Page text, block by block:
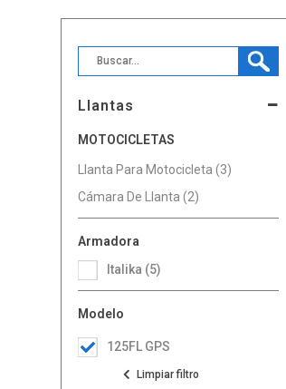
Llantas
MOTOCICLETAS
Llanta Para Motocicleta (3)
Cámara De Llanta (2)
Armadora
Italika (5)
Modelo
125FL GPS